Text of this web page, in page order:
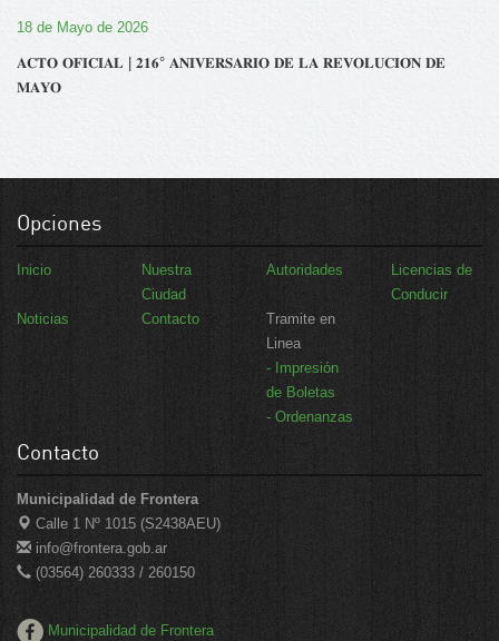
18 de Mayo de 2026
𝐀𝐂𝐓𝐎 𝐎𝐅𝐈𝐂𝐈𝐀𝐋 | 𝟐𝟏𝟔° 𝐀𝐍𝐈𝐕𝐄𝐑𝐒𝐀𝐑𝐈𝐎 𝐃𝐄 𝐋𝐀 𝐑𝐄𝐕𝐎𝐋𝐔𝐂𝐈𝐎́𝐍 𝐃𝐄
𝐌𝐀𝐘𝐎
Opciones
Inicio
Nuestra
Ciudad
Autoridades
Licencias de
Conducir
Noticias
Contacto
Tramite en
Linea
- Impresión
de Boletas
- Ordenanzas
Contacto
Municipalidad de Frontera
Calle 1 Nº 1015 (S2438AEU)
info@frontera.gob.ar
(03564) 260333 / 260150
Municipalidad de Frontera